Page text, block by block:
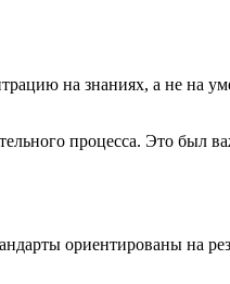
на знаниях, а не на
процесса. Это был
ориентированы на